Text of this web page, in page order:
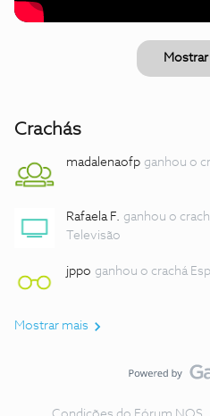
Mostrar
Crachás
madalenaofp ganhou o
Rafaela F. ganhou o
Televisão
jppo ganhou o crachá
Mostrar mais